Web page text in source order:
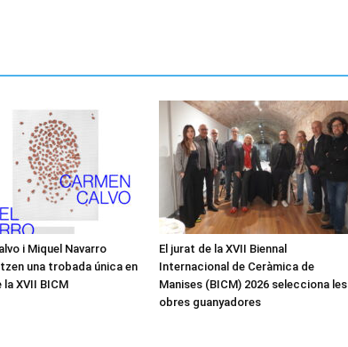
i Miquel Navarro
una trobada única en
XVII BICM
El jurat de la XVII Biennal
Internacional de Ceràmica de
Manises (BICM) 2026 selecciona les
obres guanyadores